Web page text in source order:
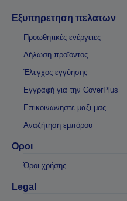
Εξυπηρετηση πελατων
Προωθητικές ενέργειες
Δήλωση προϊόντος
Έλεγχος εγγύησης
Εγγραφή για την CoverPlus
Επικοινωνηστε μαζι μας
Αναζήτηση εμπόρου
Οροι
Όροι χρήσης
Legal